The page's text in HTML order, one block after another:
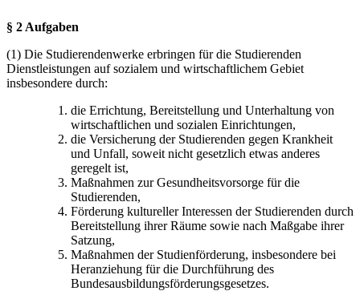
§ 2 Aufgaben
(1) Die Studierendenwerke erbringen für die Studierenden
Dienstleistungen auf sozialem und wirtschaftlichem Gebiet
insbesondere durch:
die Errichtung, Bereitstellung und Unterhaltung von
wirtschaftlichen und sozialen Einrichtungen,
die Versicherung der Studierenden gegen Krankheit
und Unfall, soweit nicht gesetzlich etwas anderes
geregelt ist,
Maßnahmen zur Gesundheitsvorsorge für die
Studierenden,
Förderung kultureller Interessen der Studierenden durch
Bereitstellung ihrer Räume sowie nach Maßgabe ihrer
Satzung,
Maßnahmen der Studienförderung, insbesondere bei
Heranziehung für die Durchführung des
Bundesausbildungsförderungsgesetzes.